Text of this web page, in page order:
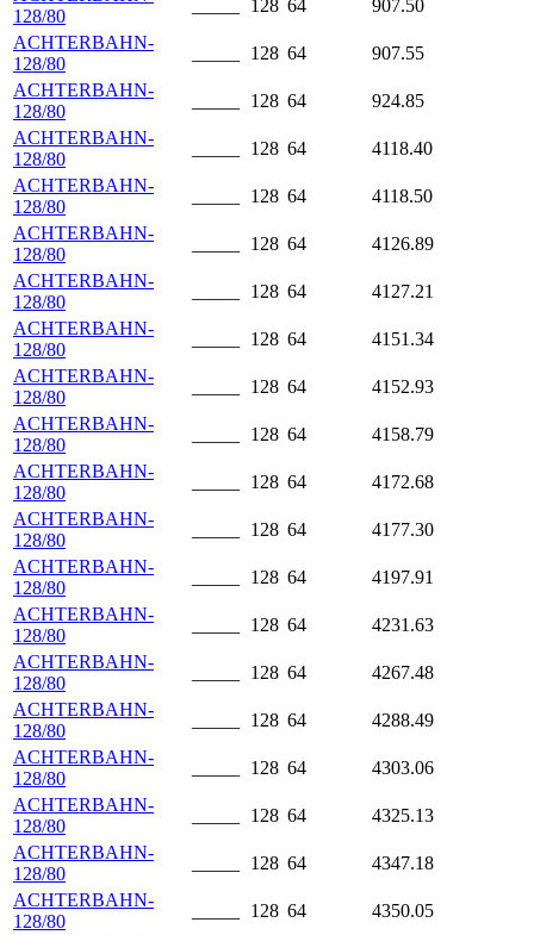
128/80
128 64
907.50
ACHTERBAHN-
128/80
128 64
907.55
ACHTERBAHN-
128/80
128 64
924.85
ACHTERBAHN-
128/80
128 64
4118.40
ACHTERBAHN-
128/80
128 64
4118.50
ACHTERBAHN-
128/80
128 64
4126.89
ACHTERBAHN-
128/80
128 64
4127.21
ACHTERBAHN-
128/80
128 64
4151.34
ACHTERBAHN-
128/80
128 64
4152.93
ACHTERBAHN-
128/80
128 64
4158.79
ACHTERBAHN-
128/80
128 64
4172.68
ACHTERBAHN-
128/80
128 64
4177.30
ACHTERBAHN-
128/80
128 64
4197.91
ACHTERBAHN-
128/80
128 64
4231.63
ACHTERBAHN-
128/80
128 64
4267.48
ACHTERBAHN-
128/80
128 64
4288.49
ACHTERBAHN-
128/80
128 64
4303.06
ACHTERBAHN-
128/80
128 64
4325.13
ACHTERBAHN-
128/80
128 64
4347.18
ACHTERBAHN-
128/80
128 64
4350.05